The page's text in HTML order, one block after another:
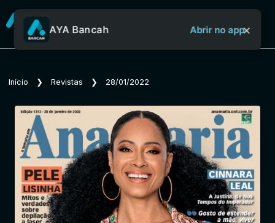
Sobre o Aya Bancah
Início
Revistas
Jornais
AYA Bancah Abrir no app×
Início ❯ Revistas ❯ 28/01/2022